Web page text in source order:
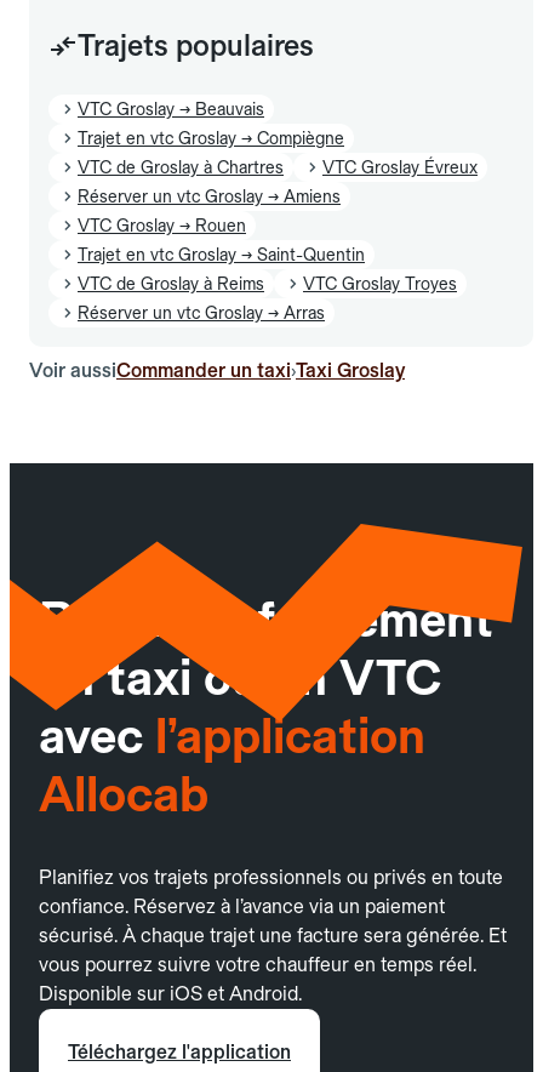
Trajets populaires
VTC Groslay → Beauvais
Trajet en vtc Groslay → Compiègne
VTC de Groslay à Chartres
VTC Groslay Évreux
Réserver un vtc Groslay → Amiens
VTC Groslay → Rouen
Trajet en vtc Groslay → Saint-Quentin
VTC de Groslay à Reims
VTC Groslay Troyes
Réserver un vtc Groslay → Arras
Voir aussiCommander un taxi›Taxi Groslay
Réservez facilement
un taxi ou un VTC
avec l’application
Allocab
Planifiez vos trajets professionnels ou privés en toute
confiance. Réservez à l’avance via un paiement
sécurisé. À chaque trajet une facture sera générée. Et
vous pourrez suivre votre chauffeur en temps réel.
Disponible sur iOS et Android.
Téléchargez l'application